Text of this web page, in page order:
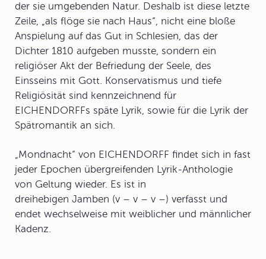
der sie umgebenden Natur. Deshalb ist diese letzte
Zeile, „als flöge sie nach Haus“, nicht eine bloße
Anspielung auf das Gut in Schlesien, das der
Dichter 1810 aufgeben musste, sondern ein
religiöser Akt der Befriedung der Seele, des
Einsseins mit Gott. Konservatismus und tiefe
Religiösität sind kennzeichnend für
EICHENDORFFs späte Lyrik, sowie für die Lyrik der
Spätromantik an sich.
„Mondnacht“ von EICHENDORFF findet sich in fast
jeder Epochen übergreifenden Lyrik-Anthologie
von Geltung wieder. Es ist in
dreihebigen Jamben (v – v – v –) verfasst und
endet wechselweise mit weiblicher und männlicher
Kadenz.